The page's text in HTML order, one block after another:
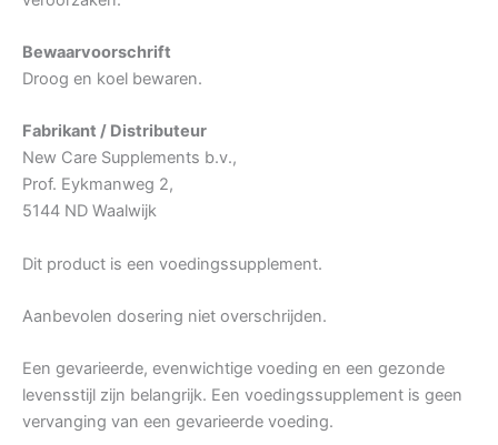
Bewaarvoorschrift
Droog en koel bewaren.
Fabrikant / Distributeur
New Care Supplements b.v.,
Prof. Eykmanweg 2,
5144 ND Waalwijk
Dit product is een voedingssupplement.
Aanbevolen dosering niet overschrijden.
Een gevarieerde, evenwichtige voeding en een gezonde
levensstijl zijn belangrijk. Een voedingssupplement is geen
vervanging van een gevarieerde voeding.